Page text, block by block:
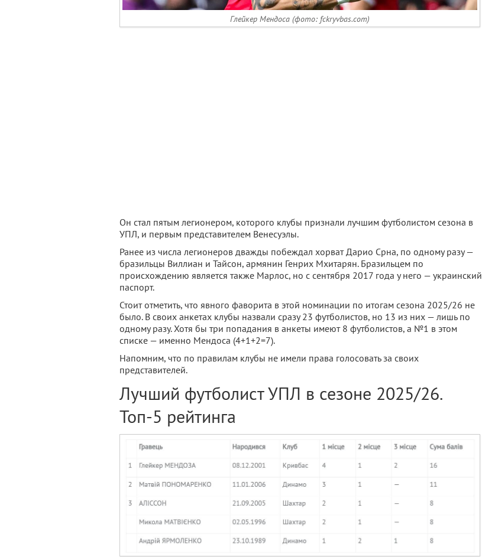
Глейкер Мендоса (фото: fckryvbas.com)
Он стал пятым легионером, которого клубы признали лучшим футболистом сезона в
УПЛ, и первым представителем Венесуэлы.
Ранее из числа легионеров дважды побеждал хорват Дарио Срна, по одному разу —
бразильцы Виллиан и Тайсон, армянин Генрих Мхитарян. Бразильцем по
происхождению является также Марлос, но с сентября 2017 года у него — украинский
паспорт.
Стоит отметить, что явного фаворита в этой номинации по итогам сезона 2025/26 не
было. В своих анкетах клубы назвали сразу 23 футболистов, но 13 из них — лишь по
одному разу. Хотя бы три попадания в анкеты имеют 8 футболистов, а №1 в этом
списке — именно Мендоса (4+1+2=7).
Напомним, что по правилам клубы не имели права голосовать за своих
представителей.
Лучший футболист УПЛ в сезоне 2025/26.
Топ-5 рейтинга